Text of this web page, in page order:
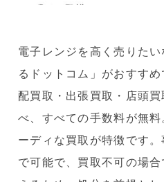
電子レンジを高く売りた
るドットコム」がおすす
配買取・出張買取・店頭
べ、すべての手数料が無
ーディな買取が特徴です
で可能で、買取不可の場